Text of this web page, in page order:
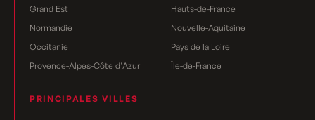
Grand Est
Hauts-de-France
Normandie
Nouvelle-Aquitaine
Occitanie
Pays de la Loire
Provence-Alpes-Côte d'Azur
Île-de-France
PRINCIPALES VILLES